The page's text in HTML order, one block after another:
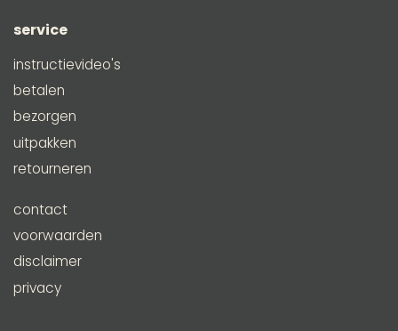
service
instructievideo's
betalen
bezorgen
uitpakken
retourneren
contact
voorwaarden
disclaimer
privacy